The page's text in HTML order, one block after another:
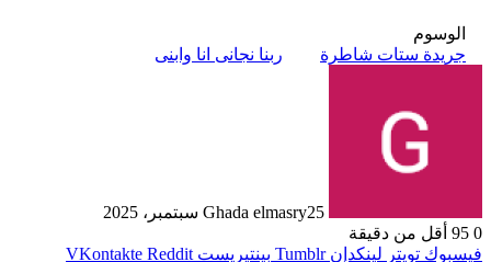
الوسوم
جريدة ستات شاطرة
ربنا نجانى انا وابنى
Ghada elmasry25 سبتمبر، 2025
0
أقل من دقيقة
فيسبوك تويتر لينكدإن بينتيريست